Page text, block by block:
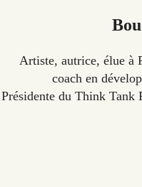
Artiste, autrice, élue à
coach en
Présidente du Think Tank